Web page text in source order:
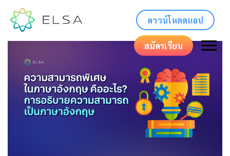
ดาวน์โหลดแอป
สมัครเรียน